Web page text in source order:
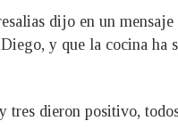
dijo en un
y que la cocina ha
tres dieron positivo,